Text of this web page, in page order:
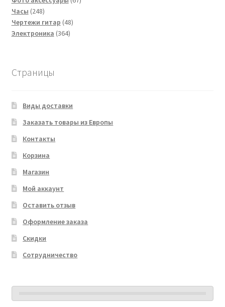
Часы 248248
товаров
Чертежи гитар 4848
Электроника 364364
Страницы
Виды доставки
Заказать товары из Европы
Контакты
Корзина
Магазин
Мой аккаунт
Оставить отзыв
Оформление заказа
Скидки
Сотрудничество